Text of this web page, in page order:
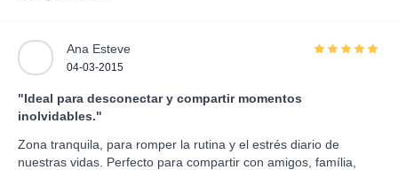
Ana Esteve
04-03-2015
"Ideal para desconectar y compartir momentos
inolvidables."
Zona tranquila, para romper la rutina y el estrés diario de
nuestras vidas. Perfecto para compartir con amigos, família,